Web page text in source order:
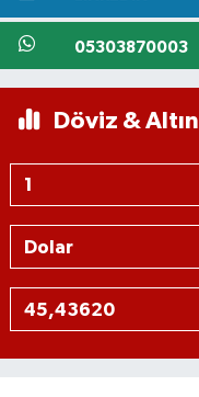
05303870003
Döviz &